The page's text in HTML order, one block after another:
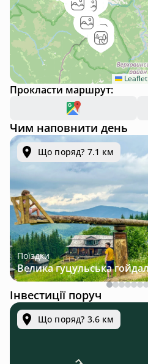
Leaflet
Прокласти маршрут:
Чим наповнити день
Що поряд? 7.1 км
Поїздки
Інвестиції поруч
Що поряд? 3.6 км